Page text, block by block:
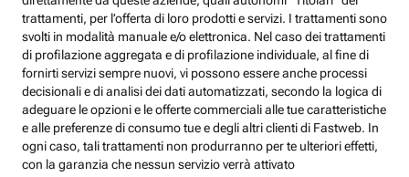
trattamenti, per l’offerta di loro prodotti e servizi. I trattamenti sono
svolti in modalità manuale e/o elettronica. Nel caso dei trattamenti
di profilazione aggregata e di profilazione individuale, al fine di
fornirti servizi sempre nuovi, vi possono essere anche processi
decisionali e di analisi dei dati automatizzati, secondo la logica di
adeguare le opzioni e le offerte commerciali alle tue caratteristiche
e alle preferenze di consumo tue e degli altri clienti di Fastweb. In
ogni caso, tali trattamenti non produrranno per te ulteriori effetti,
con la garanzia che nessun servizio verrà attivato